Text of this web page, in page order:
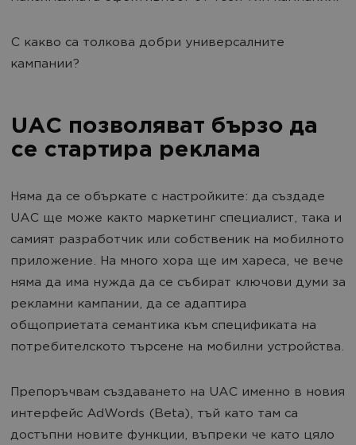
С какво са толкова добри универсалните
кампании?
UAC позволяват бързо да
се стартира реклама
Няма да се объркате с настройките: да създаде
UAC ще може както маркетинг специалист, така и
самият разработчик или собственик на мобилното
приложение. На много хора ще им хареса, че вече
няма да има нужда да се събират ключови думи за
рекламни кампании, да се адаптира
общоприетата семантика към спецификата на
потребителското търсене на мобилни устройства.
Препоръчвам създаването на UAC именно в новия
интерфейс AdWords (Beta), тъй като там са
достъпни новите функции, въпреки че като цяло